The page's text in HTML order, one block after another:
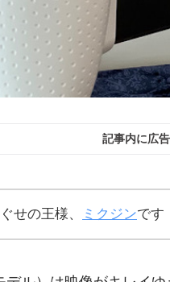
記事内に広
せの王様、 ミクジンです